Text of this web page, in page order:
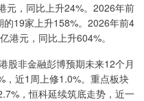
元，同比上升24%。2026年前
19家上升158%。2026年前4
港元，同比上升604%。
股非金融彭博预期未来12个月
，近1周上修1.0%。重点板块
，恒科延续筑底走势，近一